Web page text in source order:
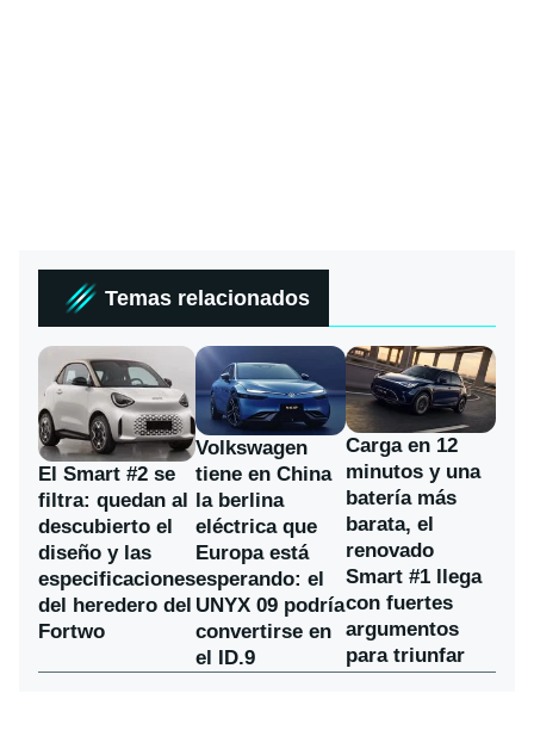
Temas relacionados
El Smart #2 se
filtra: quedan al
descubierto el
diseño y las
especificaciones
del heredero del
Fortwo
Volkswagen
tiene en China
la berlina
eléctrica que
Europa está
esperando: el
UNYX 09 podría
convertirse en
el ID.9
Carga en 12
minutos y una
batería más
barata, el
renovado
Smart #1 llega
con fuertes
argumentos
para triunfar